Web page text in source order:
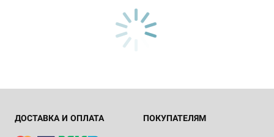
ДОСТАВКА И ОПЛАТА ПОКУПАТЕЛЯМ